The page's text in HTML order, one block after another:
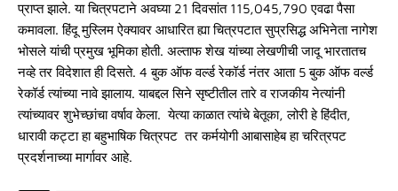
प्राप्त झाले. या चित्रपटाने अवघ्या 21 दिवसांत 115,045,790 एवढा पैसा
कमावला. हिंदू मुस्लिम ऐक्यावर आधारित ह्या चित्रपटात सुप्रसिद्ध अभिनेता नागेश
भोसले यांची प्रमुख भूमिका होती. अल्ताफ शेख यांच्या लेखणीची जादू भारतातच
नव्हे तर विदेशात ही दिसते. 4 बुक ऑफ वर्ल्ड रेकॉर्ड नंतर आता 5 बुक ऑफ वर्ल्ड
रेकॉर्ड त्यांच्या नावे झालाय. याबद्दल सिने सृष्टीतील तारे व राजकीय नेत्यांनी
त्यांच्यावर शुभेच्छांचा वर्षाव केला. येत्या काळात त्यांचे बेतूका, लोरी हे हिंदीत,
धारावी कट्टा हा बहुभाषिक चित्रपट तर कर्मयोगी आबासाहेब हा चरित्रपट
प्रदर्शनाच्या मार्गावर आहे.